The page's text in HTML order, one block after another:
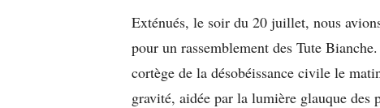
Exténués, le soir du 20 juillet, nous
pour un rassemblement des Tute
cortège de la désobéissance civile le
gravité, aidée par la lumière glauque des